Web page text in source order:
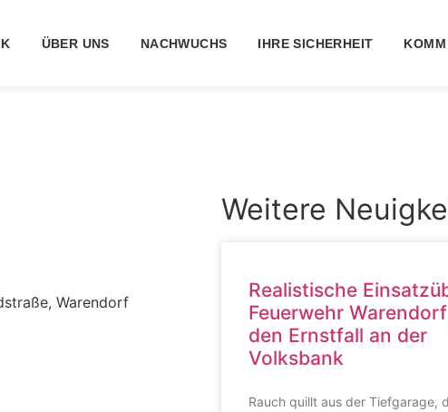
ÜBER UNS NACHWUCHS IHRE SICHERHEIT
Warendorf
Weitere
Realistische
Feuerwehr
den Ernstfall an der
Volksbank
Rauch quillt aus der Tiefgarage,